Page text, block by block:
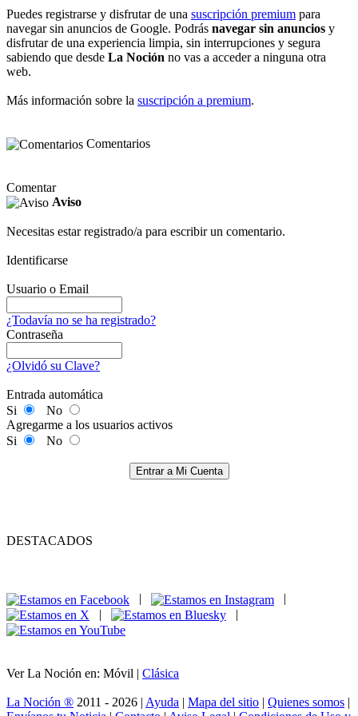
Puedes registrarse y disfrutar de una suscripción premium para
navegar sin anuncios de Google. Podrás navegar sin anuncios y
disfrutar de una experiencia limpia, sin interrupciones y segura
sabiendo que desde La Noción no vas a acceder a ninguna otra
web.
Más información sobre la suscripción a premium.
Comentarios
Comentar
Aviso
Necesitas estar registrado/a para escribir un comentario.
Identificarse
Usuario o Email
¿Todavía no se ha registrado?
Contraseña
¿Olvidó su Clave?
Entrada automática
Si
No
Agregarme a los usuarios activos
Si
No
Entrar a Mi Cuenta
DESTACADOS
|
|
|
|
Ver La Noción en: Móvil | Clásica
La Noción ® 2011 - 2026 | Ayuda | Mapa del sitio | Quienes somos |